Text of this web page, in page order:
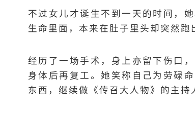
不过女儿才诞生不到一天的时间，
生命里面，本来在肚子里头却突然
经历了一场手术，身上亦留下伤口
身体后再复工。她笑称自己为劳碌
东西，继续做《传召大人物》的主持